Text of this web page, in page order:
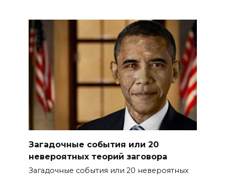
Загадочные события или 20
невероятных теорий заговора
Загадочные события или 20 невероятных